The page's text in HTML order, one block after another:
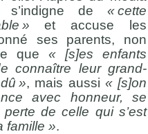
s’indigne de « cette
» et accuse les
ses parents, non
que « [s]es enfants
connaître leur grand-
», mais aussi « [s]on
avec honneur, se
de celle qui s’est
famille ».